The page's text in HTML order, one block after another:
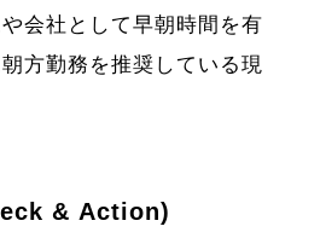
会社として早朝時間を有
方勤務を推奨している現
& Action)